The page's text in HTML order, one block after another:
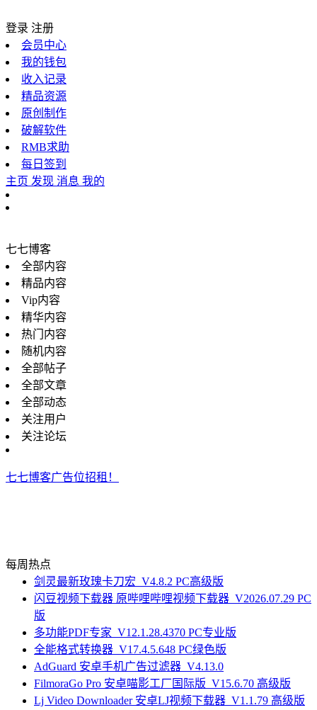
登录 注册
会员中心
我的钱包
收入记录
精品资源
原创制作
破解软件
RMB求助
每日签到
主页 发现 消息 我的
七七博客
全部内容
精品内容
Vip内容
精华内容
热门内容
随机内容
全部帖子
全部文章
全部动态
关注用户
关注论坛
七七博客广告位招租！
每周热点
剑灵最新玫瑰卡刀宏_V4.8.2 PC高级版
闪豆视频下载器 原哔哩哔哩视频下载器_V2026.07.29 PC
版
多功能PDF专家_V12.1.28.4370 PC专业版
全能格式转换器_V17.4.5.648 PC绿色版
AdGuard 安卓手机广告过滤器_V4.13.0
FilmoraGo Pro 安卓喵影工厂国际版_V15.6.70 高级版
Lj Video Downloader 安卓LJ视频下载器_V1.1.79 高级版